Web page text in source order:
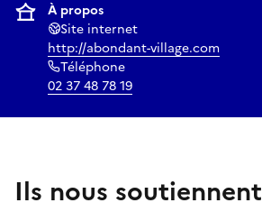
À propos
Site internet
http://abondant-village.com
Téléphone
02 37 48 78 19
Ils nous soutiennent